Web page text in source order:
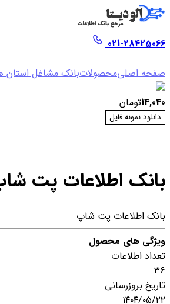
021-28425066
صفحه اصلیمحصولاتبانک مشاغل استان
14,040تومان
دانلود نمونه فایل
بانک اطلاعات پت
بانک اطلاعات پت شاپ
ویژگی های محصول
تعداد اطلاعات
36
تاریخ بروزرسانی
۱۴۰۴/۰۵/۲۲